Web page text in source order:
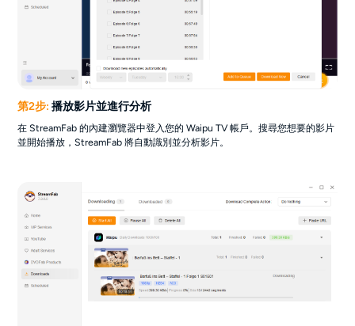
第2步: 播放影片並進行分析
在 StreamFab 的內建瀏覽器中登入您的 Waipu TV 帳戶。搜尋您想要的影片
並開始播放，StreamFab 將自動識別並分析影片。